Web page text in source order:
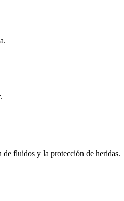
de fluidos y la protección de heridas.